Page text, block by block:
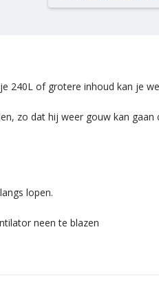
240L of grotere inhoud kan je
zo dat hij weer gouw kan gaan
lopen.
neen te blazen